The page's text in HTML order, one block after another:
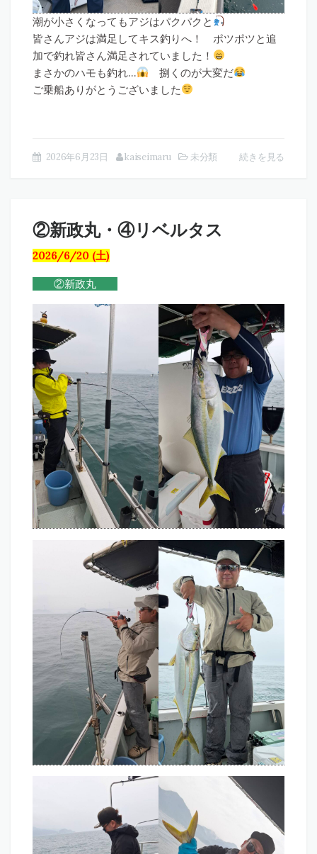
潮が小さくなってもアジはパクパクと
皆さんアジは満足してキス釣りへ！ ポツポツと追
加で釣れ皆さん満足されていました！
まさかのハモも釣れ…
捌くのが大変だ
ご乗船ありがとうございました
2026年6月23日 kaiseimaru 未分類 続きを見る
②新政丸・④リベルタス
2026/6/20 (土)
②新政丸